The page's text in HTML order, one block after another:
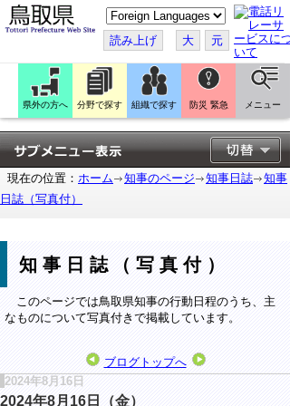
こ
の
ペ
ー
ジ
翻
訳
す
る
読み上げ 大 元
県外の方へ 分野で探す 組織で探す 防災 緊急 メニュー
現在の位置： ホーム 知事のページ 知事日誌
知事
日誌（写真付）
知事日誌（写真付）
このページでは鳥取県知事の行動日程のうち、主
なものについて写真付きで掲載しています。
ブログトップへ
2024年8月16日
2024年8月16日（金）